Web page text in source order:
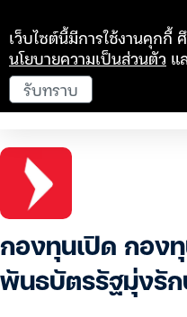
กองทุนเปิด กอง
พันธบัตรรัฐมุ่งรัก
เว็บไซต์นี้มีการใช้งานคุกกี้
นโยบายความเป็นส่วนตัว แ
รับทราบ